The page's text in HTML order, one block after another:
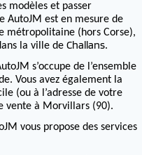
modèles et passer
AutoJM est en mesure de
métropolitaine (hors Corse),
la ville de Challans.
s’occupe de l’ensemble
Vous avez également la
(ou à l’adresse de votre
vente à Morvillars (90).
vous propose des services